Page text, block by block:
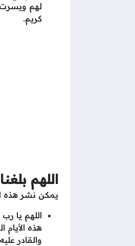
لهم ويسرت
كريم.
اللهم
يمكن نشر هذه
اللهم يا
هذه
والقادر